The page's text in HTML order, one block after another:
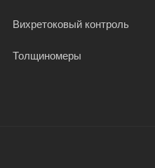
Вихретоковый контроль
Толщиномеры